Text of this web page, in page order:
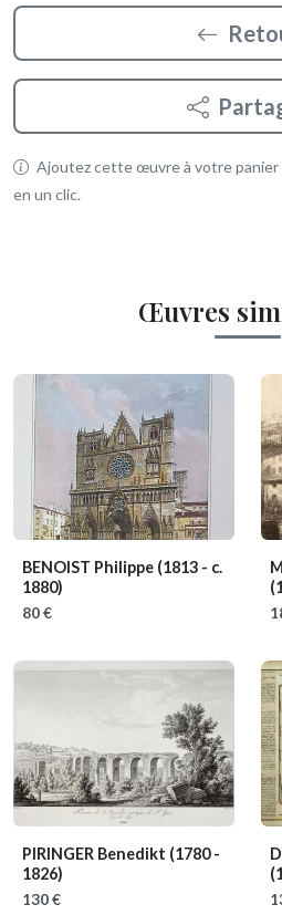
Ajoutez cette œuvre à votre panier
en un clic.
Œuvres
BENOIST Philippe (1813 - c.
1880)
80 €
PIRINGER Benedikt (1780 -
1826)
130 €